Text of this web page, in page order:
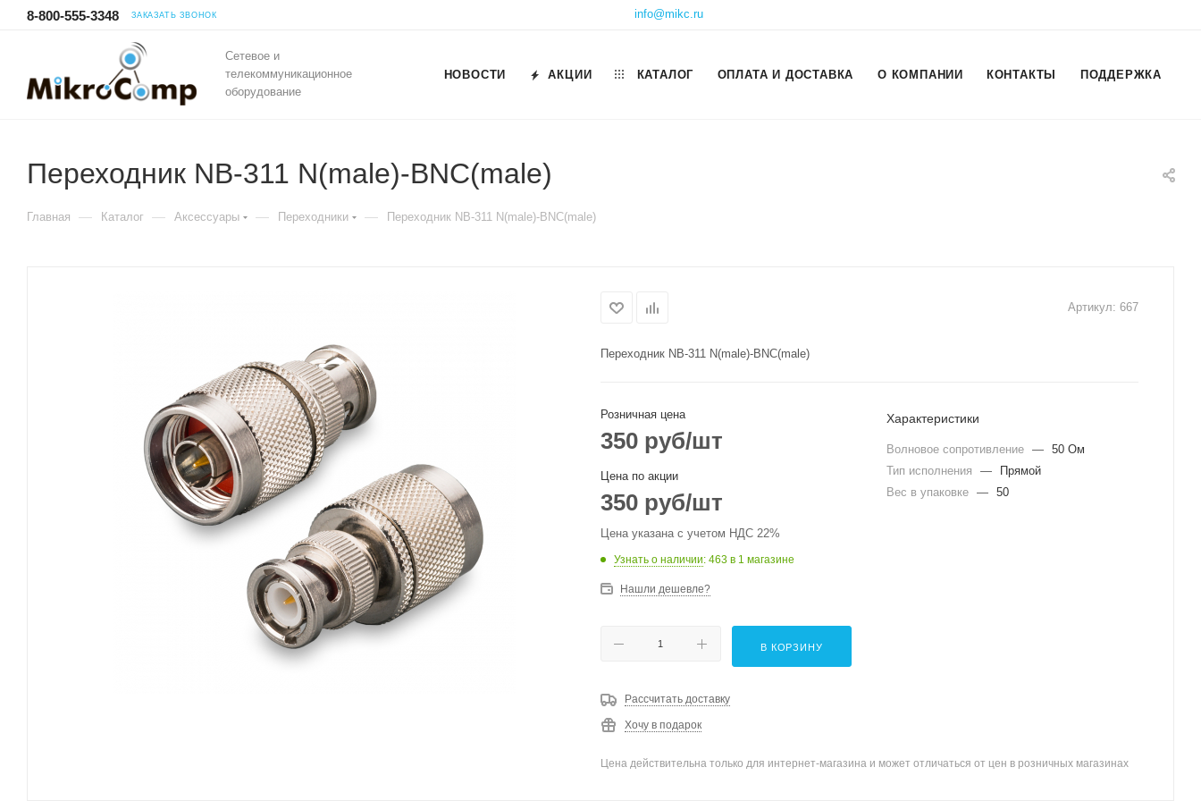
8-800-555-3348 ЗАКАЗАТЬ ЗВОНОК info@mikc.ru
Сетевое и
телекоммуникационное
оборудование
НОВОСТИ АКЦИИ КАТАЛОГ ОПЛАТА И ДОСТАВКА О КОМПАНИИ КОНТАКТЫ ПОДДЕРЖКА
Переходник NB-311 N(male)-BNC(male)
Главная — Каталог — Аксессуары — Переходники — Переходник NB-311 N(male)-BNC(male)
Артикул: 667
Переходник NB-311 N(male)-BNC(male)
Розничная цена
350 руб/шт
Цена по акции
350 руб/шт
Цена указана с учетом НДС 22%
Узнать о наличии: 463 в 1 магазине
Нашли дешевле?
В КОРЗИНУ
Рассчитать доставку
Хочу в подарок
Характеристики
Волновое сопротивление — 50 Ом
Тип исполнения
—
Прямой
Вес в упаковке — 50
Цена действительна только для интернет-магазина и может отличаться от цен в розничных магазинах